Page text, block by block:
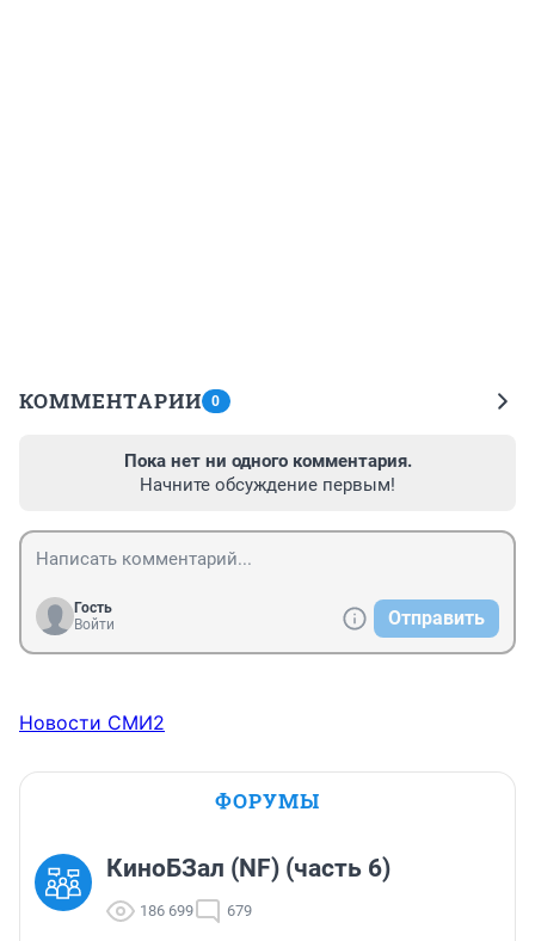
КОММЕНТАРИИ 0
Пока нет ни одного комментария.
Начните обсуждение первым!
Гость
Войти
Отправить
Новости СМИ2
ФОРУМЫ
КиноБЗал (NF) (часть 6)
186 699 679